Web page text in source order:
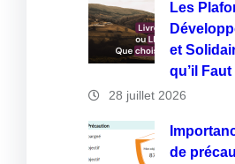
Les
et
qu’il
28 juillet 2026
de